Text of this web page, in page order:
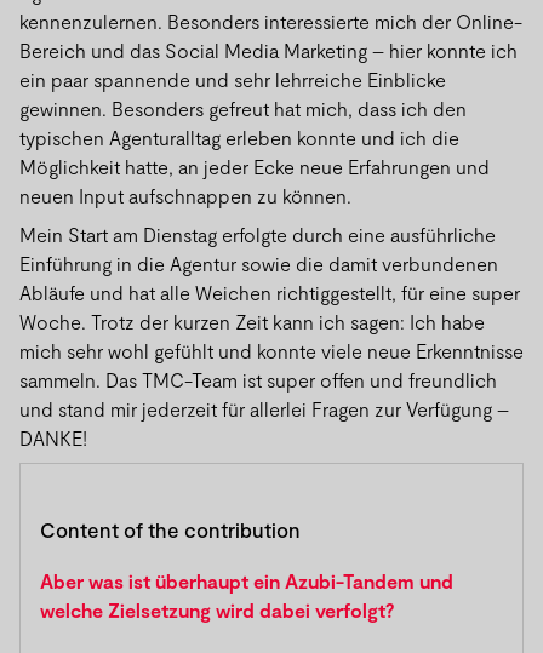
kennenzulernen. Besonders interessierte mich der Online-
Bereich und das Social Media Marketing – hier konnte ich
ein paar spannende und sehr lehrreiche Einblicke
gewinnen. Besonders gefreut hat mich, dass ich den
typischen Agenturalltag erleben konnte und ich die
Möglichkeit hatte, an jeder Ecke neue Erfahrungen und
neuen Input aufschnappen zu können.
Mein Start am Dienstag erfolgte durch eine ausführliche
Einführung in die Agentur sowie die damit verbundenen
Abläufe und hat alle Weichen richtiggestellt, für eine super
Woche. Trotz der kurzen Zeit kann ich sagen: Ich habe
mich sehr wohl gefühlt und konnte viele neue Erkenntnisse
sammeln. Das TMC-Team ist super offen und freundlich
und stand mir jederzeit für allerlei Fragen zur Verfügung –
DANKE!
Content of the contribution
Aber was ist überhaupt ein Azubi-Tandem und
welche Zielsetzung wird dabei verfolgt?